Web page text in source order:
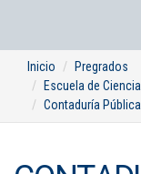
Inicio
Pregrados
Escuela de
Contaduría Pública